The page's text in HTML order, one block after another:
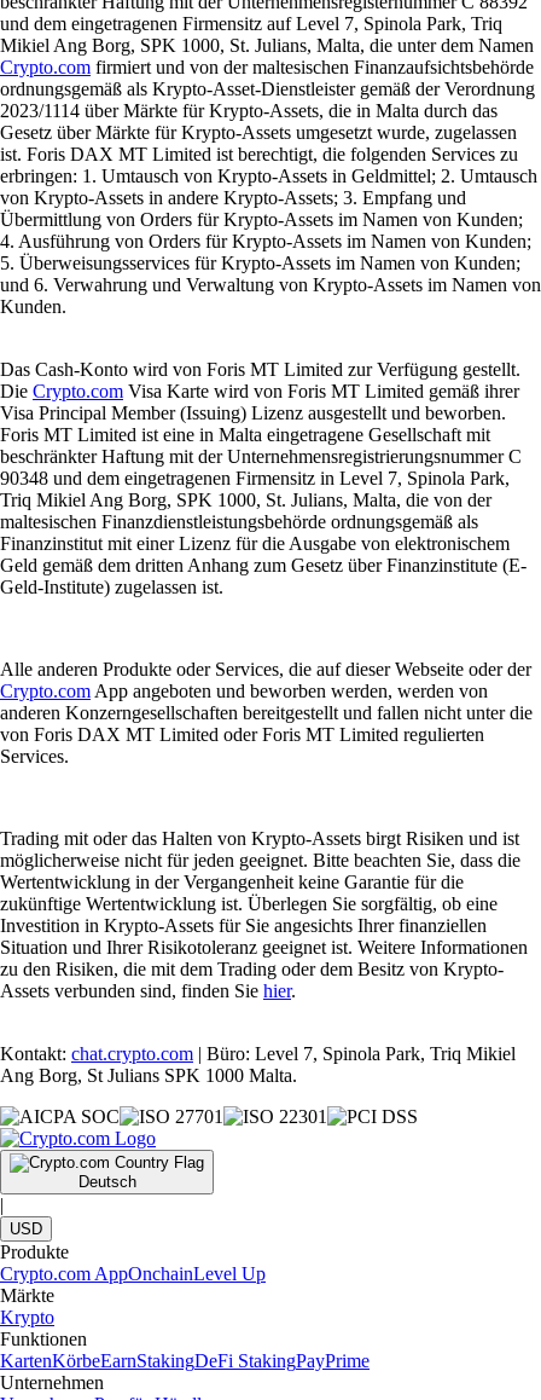
und dem eingetragenen Firmensitz auf Level 7, Spinola Park, Triq
Mikiel Ang Borg, SPK 1000, St. Julians, Malta, die unter dem Namen
Crypto.com firmiert und von der maltesischen Finanzaufsichtsbehörde
ordnungsgemäß als Krypto-Asset-Dienstleister gemäß der Verordnung
2023/1114 über Märkte für Krypto-Assets, die in Malta durch das
Gesetz über Märkte für Krypto-Assets umgesetzt wurde, zugelassen
ist. Foris DAX MT Limited ist berechtigt, die folgenden Services zu
erbringen: 1. Umtausch von Krypto-Assets in Geldmittel; 2. Umtausch
von Krypto-Assets in andere Krypto-Assets; 3. Empfang und
Übermittlung von Orders für Krypto-Assets im Namen von Kunden;
4. Ausführung von Orders für Krypto-Assets im Namen von Kunden;
5. Überweisungsservices für Krypto-Assets im Namen von Kunden;
und 6. Verwahrung und Verwaltung von Krypto-Assets im Namen von
Kunden.
Das Cash-Konto wird von Foris MT Limited zur Verfügung gestellt.
Die Crypto.com Visa Karte wird von Foris MT Limited gemäß ihrer
Visa Principal Member (Issuing) Lizenz ausgestellt und beworben.
Foris MT Limited ist eine in Malta eingetragene Gesellschaft mit
beschränkter Haftung mit der Unternehmensregistrierungsnummer C
90348 und dem eingetragenen Firmensitz in Level 7, Spinola Park,
Triq Mikiel Ang Borg, SPK 1000, St. Julians, Malta, die von der
maltesischen Finanzdienstleistungsbehörde ordnungsgemäß als
Finanzinstitut mit einer Lizenz für die Ausgabe von elektronischem
Geld gemäß dem dritten Anhang zum Gesetz über Finanzinstitute (E-
Geld-Institute) zugelassen ist.
Alle anderen Produkte oder Services, die auf dieser Webseite oder der
Crypto.com App angeboten und beworben werden, werden von
anderen Konzerngesellschaften bereitgestellt und fallen nicht unter die
von Foris DAX MT Limited oder Foris MT Limited regulierten
Services.
Trading mit oder das Halten von Krypto-Assets birgt Risiken und ist
möglicherweise nicht für jeden geeignet. Bitte beachten Sie, dass die
Wertentwicklung in der Vergangenheit keine Garantie für die
zukünftige Wertentwicklung ist. Überlegen Sie sorgfältig, ob eine
Investition in Krypto-Assets für Sie angesichts Ihrer finanziellen
Situation und Ihrer Risikotoleranz geeignet ist. Weitere Informationen
zu den Risiken, die mit dem Trading oder dem Besitz von Krypto-
Assets verbunden sind, finden Sie hier.
Kontakt: chat.crypto.com | Büro: Level 7, Spinola Park, Triq Mikiel
Ang Borg, St Julians SPK 1000 Malta.
Deutsch
|
USD
Produkte
Crypto.com AppOnchainLevel Up
Märkte
Krypto
Funktionen
KartenKörbeEarnStakingDeFi StakingPayPrime
Unternehmen